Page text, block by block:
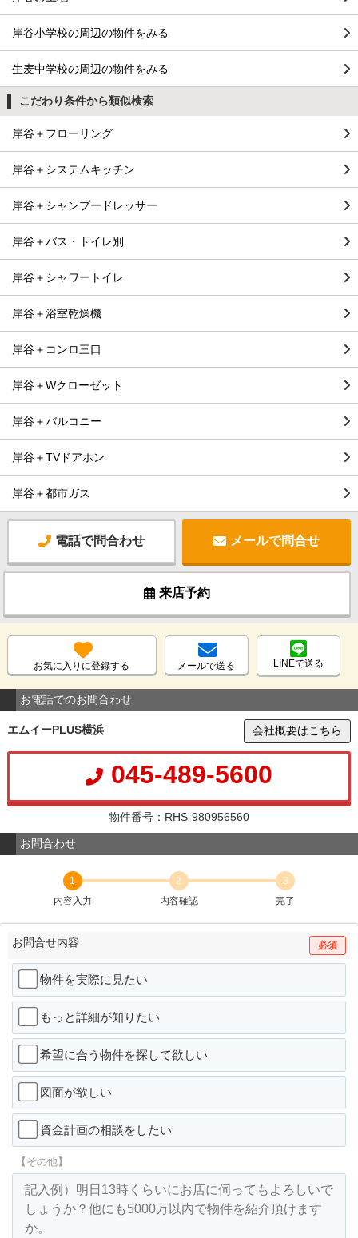
岸谷小学校の周辺の物件をみる
生麦中学校の周辺の物件をみる
こだわり条件から類似検索
岸谷＋フローリング
岸谷＋システムキッチン
岸谷＋シャンプードレッサー
岸谷＋バス・トイレ別
岸谷＋シャワートイレ
岸谷＋浴室乾燥機
岸谷＋コンロ三口
岸谷＋Wクローゼット
岸谷＋バルコニー
岸谷＋TVドアホン
岸谷＋都市ガス
電話で問合わせ メールで問合せ
来店予約
お気に入りに登録する メールで送る LINEで送る
お電話でのお問合わせ
エムイーPLUS横浜 会社概要はこちら
045-489-5600
物件番号：RHS-980956560
お問合わせ
1
内容入力
2
内容確認
3
完了
お問合せ内容 必須
物件を実際に見たい
もっと詳細が知りたい
希望に合う物件を探して欲しい
図面が欲しい
資金計画の相談をしたい
【その他】